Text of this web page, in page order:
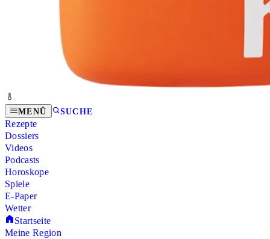
MENÜ SUCHE
Rezepte
Dossiers
Videos
Podcasts
Horoskope
Spiele
E-Paper
Wetter
Startseite
Meine Region